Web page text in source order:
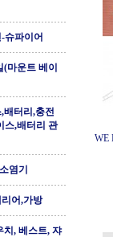
슈파이어
(마운트 베이
배터리,충전
스,배터리 관
염기
어,가방
치, 베스트, 쟈
WE